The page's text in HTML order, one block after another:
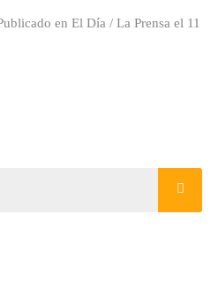
en El Día / La Prensa el 11